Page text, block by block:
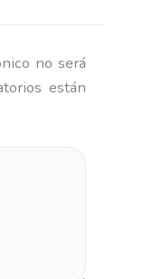
no será
están